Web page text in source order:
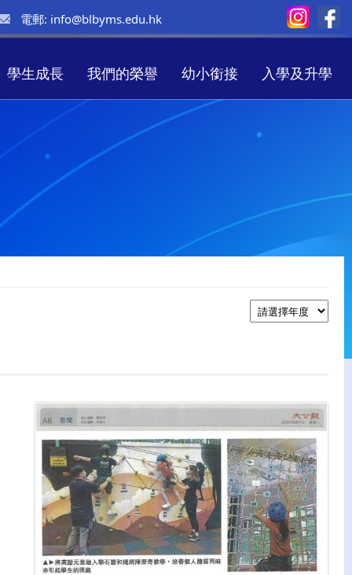
電郵: info@blbyms.edu.hk
學生成長 我們的榮譽 幼小銜接 入學及升學
詳情